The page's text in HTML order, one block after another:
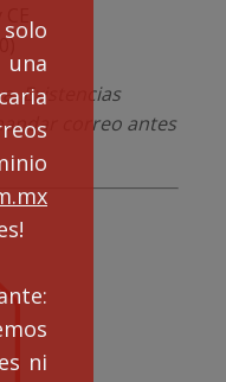
ni
Existencias
correo antes